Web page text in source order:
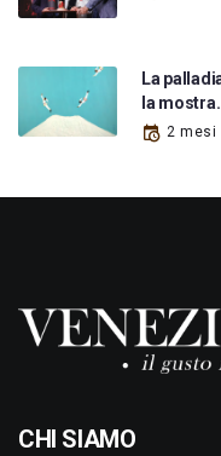
La
la
2 mesi
CHI SIAMO